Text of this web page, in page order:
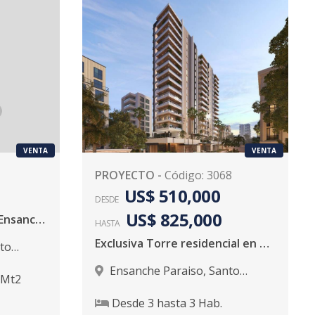
VENTA
Apartamento en Venta-Ensanche Paraíso
Mt2
VENTA
PROYECTO - Código: 3068
DESDE US$ 510,000
HASTA US$ 825,000
Exclusiva Torre residencial en Paraiso
Ensanche Paraiso, Santo
Desde 3 hasta 3 Hab.